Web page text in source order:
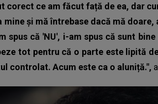
corect ce am făcut față de ea, dar
mine și mă întrebase dacă mă
spus că 'NU', i-am spus că sunt
tot pentru că o parte este lipită
controlat. Acum este ca o aluniță.",